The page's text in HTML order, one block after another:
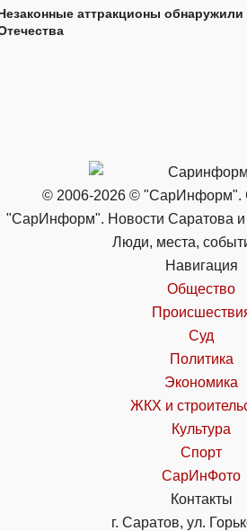
аттракционы обнаружили
© 2006-2026 © "СарИнформ".
"СарИнформ". Новости Саратова и
Люди, места,
Навигация
Общество
Суд
Политика
Экономика
ЖКХ и
Культура
Спорт
СарИнФото
Контакты
г. Саратов, ул.